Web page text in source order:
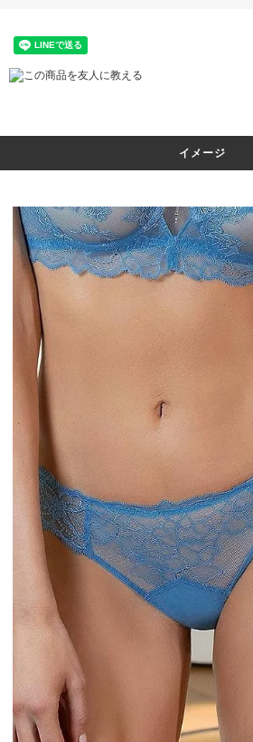
この商品を友人に教える
イメージ